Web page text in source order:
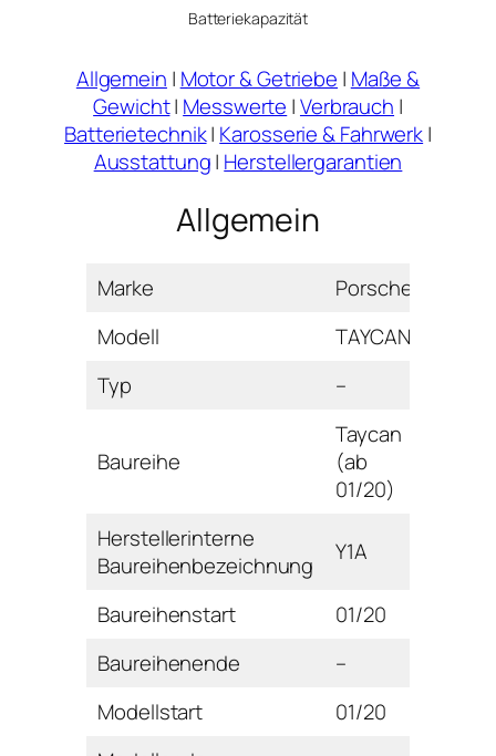
Batteriekapazität
Allgemein | Motor & Getriebe | Maße &
Gewicht| Messwerte |Verbrauch |
Batterietechnik| Karosserie & Fahrwerk|
Ausstattung| Herstellergarantien
Allgemein
Marke
Porsche
Modell
TAYCAN
Typ
–
Baureihe
Taycan
(ab
01/20)
Herstellerinterne
Baureihenbezeichnung
Y1A
Baureihenstart
01/20
Baureihenende
–
Modellstart
01/20